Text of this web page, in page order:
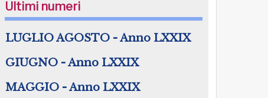
Ultimi numeri
LUGLIO AGOSTO - Anno LXXIX
GIUGNO - Anno LXXIX
MAGGIO - Anno LXXIX